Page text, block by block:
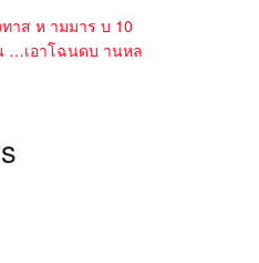
าส ห ามมาร บ 10
…เอาโฉนดบ านหล